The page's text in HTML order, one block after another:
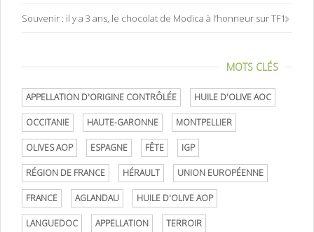
Souvenir : il y a 3 ans, le chocolat de Modica à l’honneur sur TF1
MOTS CLÉS
APPELLATION D'ORIGINE CONTRÔLÉE HUILE D'OLIVE AOC
OCCITANIE HAUTE-GARONNE MONTPELLIER
OLIVES AOP ESPAGNE FÊTE IGP
RÉGION DE FRANCE HÉRAULT UNION EUROPÉENNE
FRANCE AGLANDAU HUILE D'OLIVE AOP
LANGUEDOC APPELLATION TERROIR